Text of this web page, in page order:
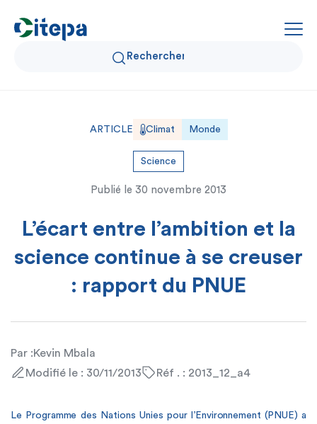
Qui sommes-nous ?
Données Air et Climat
Expertise et solutions
ARTICLE Climat Monde
Science
Publié le 30 novembre 2013
L’écart entre l’ambition et la
science continue à se creuser
: rapport du PNUE
Par :Kevin Mbala
Modifié le : 30/11/2013
Réf . : 2013_12_a4
Le Programme des Nations Unies pour l’Environnement (PNUE) a